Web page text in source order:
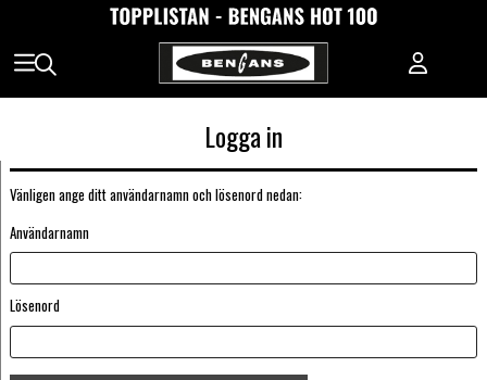
Logga in
Vänligen ange ditt användarnamn och lösenord nedan:
Användarnamn
Lösenord